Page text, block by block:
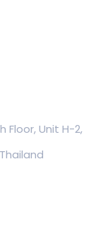
Floor, Unit H-2,